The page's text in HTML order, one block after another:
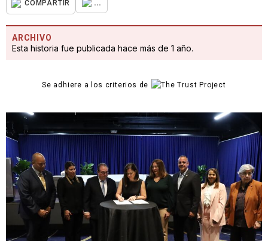
COMPARTIR
ARCHIVO
Esta historia fue publicada hace más de 1 año.
Se adhiere a los criterios de